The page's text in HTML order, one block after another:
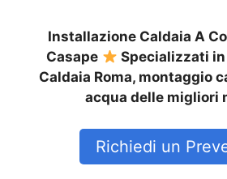
Installazione Caldaia A
Casape
Specializzati
Caldaia Roma, montaggio
acqua delle migliori
Richiedi un